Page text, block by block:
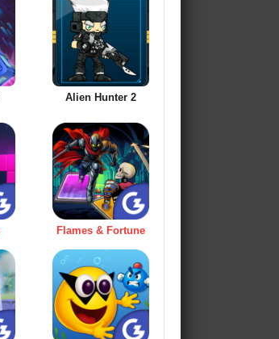
Alien Hunter 2
Flames & Fortune